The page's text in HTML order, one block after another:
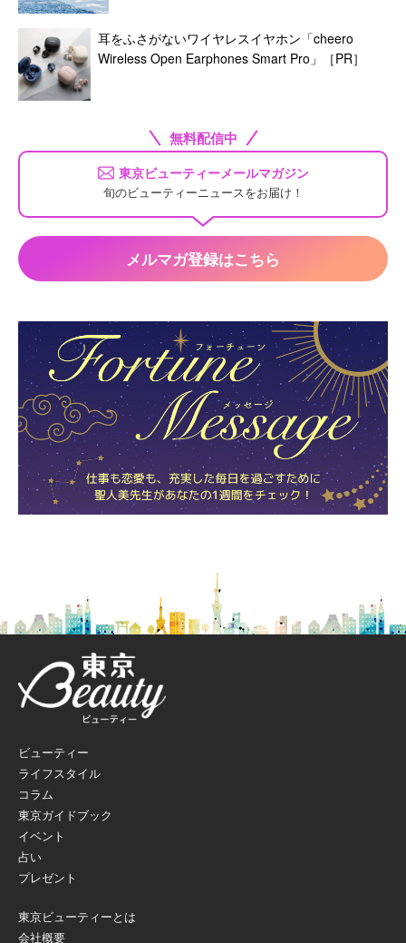
耳をふさがないワイヤレスイヤホン「cheero
Wireless Open Earphones Smart Pro」［PR］
無料配信中
東京ビューティーメールマガジン
旬のビューティーニュースをお届け！
メルマガ登録はこちら
ビューティー
ライフスタイル
コラム
東京ガイドブック
イベント
占い
プレゼント
東京ビューティーとは
会社概要